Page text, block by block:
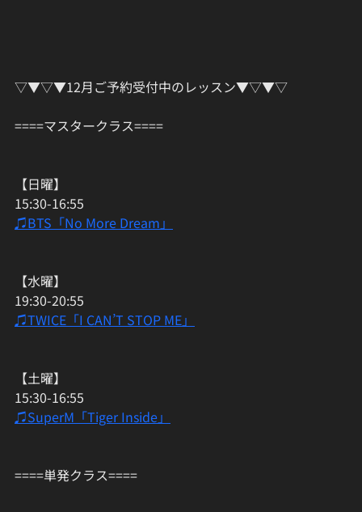
▽▼▽▼12月ご予約受付中のレッスン▼▽▼▽﻿
====マスタークラス====
【日曜】
15:30-16:55
♫BTS「No More Dream」
【水曜】
19:30-20:55
♫TWICE「I CAN’T STOP ME」
【土曜】
15:30-16:55
♫SuperM「Tiger Inside」
====単発クラス====